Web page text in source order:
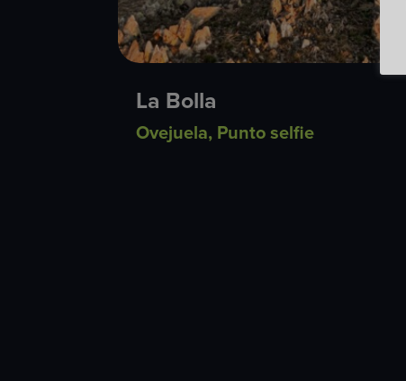
La Bolla
Ovejuela, Punto selfie